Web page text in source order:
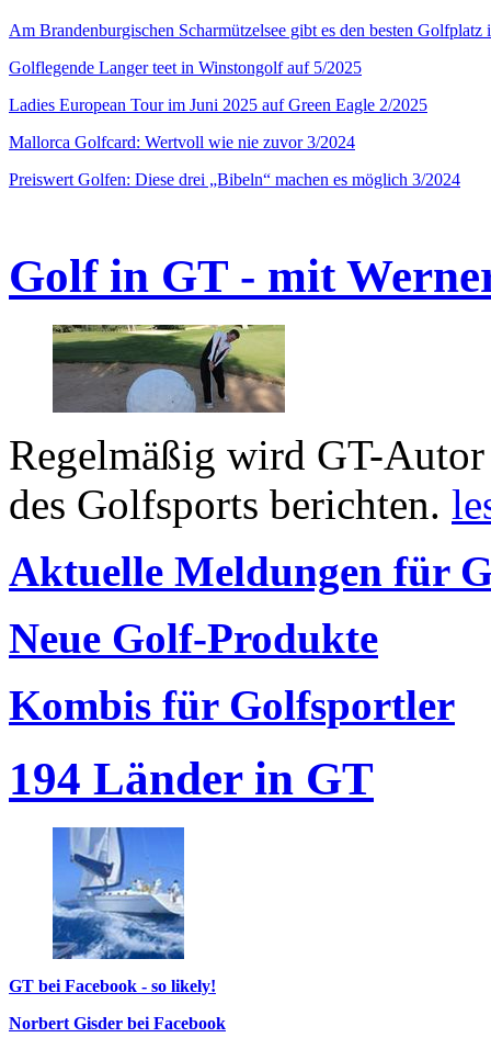
Am Brandenburgischen Scharmützelsee gibt es den besten
Golflegende Langer teet in Winstongolf auf 5/2025
Ladies European Tour im Juni 2025 auf Green Eagle 2/2025
Mallorca Golfcard: Wertvoll wie nie zuvor 3/2024
Preiswert Golfen: Diese drei „Bibeln“ machen es möglich 3/2024
Golf in GT - mit
Regelmäßig wird GT-
des Golfsports berichten.
Aktuelle Meldungen für
Neue Golf-Produkte
Kombis für Golfsportler
194 Länder in GT
GT bei Facebook - so likely!
Norbert Gisder bei Facebook